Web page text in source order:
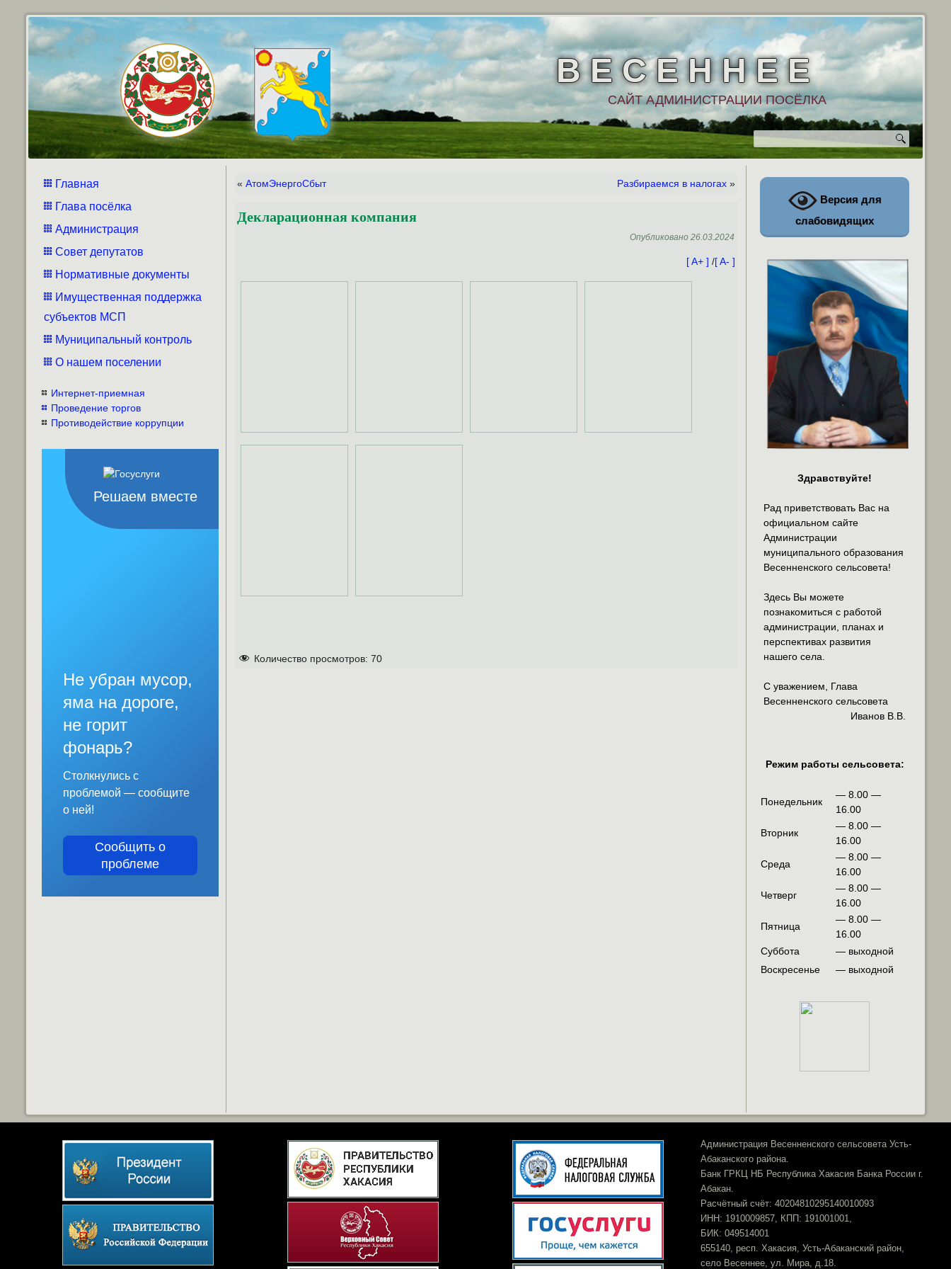
В Е С Е Н Н Е Е
САЙТ АДМИНИСТРАЦИИ ПОСЁЛКА
Главная
Глава посёлка
Администрация
Совет депутатов
Нормативные документы
Имущественная поддержка
субъектов МСП
Муниципальный контроль
О нашем поселении
Интернет-приемная
Проведение торгов
Противодействие коррупции
Решаем вместе
Не убран мусор,
яма на дороге,
не горит
фонарь?
Столкнулись с
проблемой — сообщите
о ней!
Сообщить о
проблеме
« АтомЭнергоСбыт Разбираемся в налогах »
Декларационная компания
Опубликовано 26.03.2024
[ A+ ] /[ A- ]
Количество просмотров: 70
Версия для
слабовидящих
Здравствуйте!
Рад приветствовать Вас на
официальном сайте
Администрации
муниципального образования
Весенненского сельсовета!
Здесь Вы можете
познакомиться с работой
администрации, планах и
перспективах развития
нашего села.
С уважением, Глава
Весенненского сельсовета
Иванов В.В.
Режим работы сельсовета:
Понедельник
— 8.00 —
16.00
Вторник
— 8.00 —
16.00
Среда
— 8.00 —
16.00
Четверг
— 8.00 —
16.00
Пятница
— 8.00 —
16.00
Суббота
— выходной
Воскресенье
— выходной
Администрация Весенненского сельсовета Усть-
Абаканского района.
Банк ГРКЦ НБ Республика Хакасия Банка России г.
Абакан.
Расчётный счёт: 40204810295140010093
ИНН: 1910009857, КПП: 191001001,
БИК: 049514001
655140, респ. Хакасия, Усть-Абаканский район,
село Весеннее, ул. Мира, д.18.